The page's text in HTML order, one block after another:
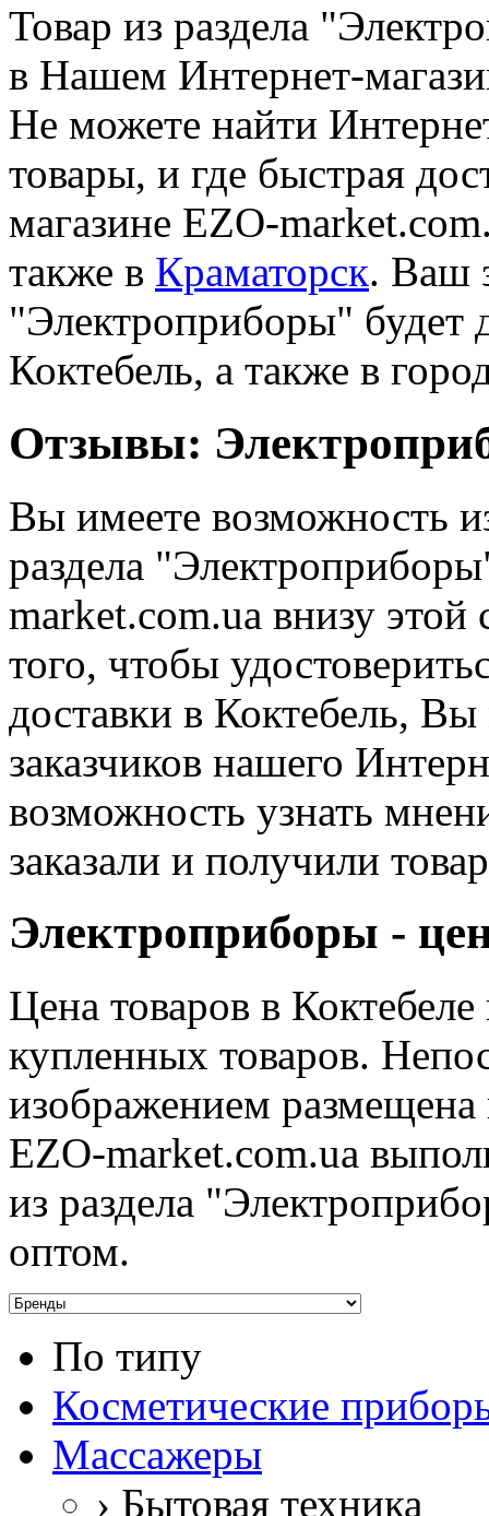
Товар из раздела
в Нашем Интернет-
Не можете найти
товары, и где быстрая
магазине EZO-
также в Краматорск. Ваш
"Электроприборы" будет
Коктебель, а также в
Отзывы:
Вы имеете возможность
раздела
market.com.ua внизу
того, чтобы
доставки в Коктебель,
заказчиков нашего
возможность узнать
заказали и получили
Электроприборы -
Цена товаров в
купленных товаров.
изображением размещена
EZO-market.com.ua
из раздела
оптом.
По типу
Косметические
Массажеры
› Бытовая техника